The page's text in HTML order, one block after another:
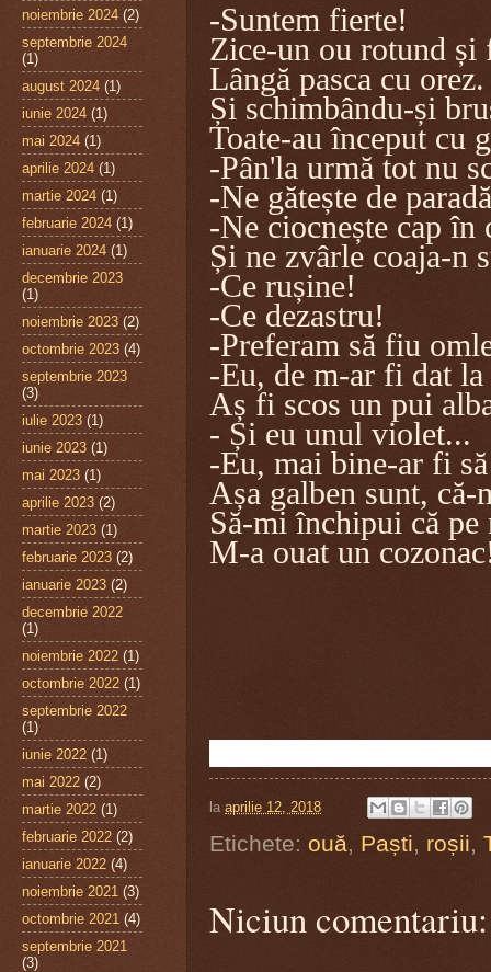
-Suntem fierte!
Zice-un ou rotund și
Lângă pasca cu orez.
Și schimbându-și
Toate-au început cu
-Pân'la urmă tot nu
-Ne gătește de paradă
-Ne ciocnește cap în
Și ne zvârle coaja-n
-Ce rușine!
-Ce dezastru!
-Preferam să fiu
-Eu, de m-ar fi dat la
Aș fi scos un pui
- Și eu unul violet...
-Eu, mai bine-ar fi
Așa galben sunt, că-
Să-mi închipui că pe
M-a ouat un
la aprilie 12, 2018
Etichete: ouă, Paști, roșii,
Niciun comentariu:
noiembrie 2024 (2)
septembrie 2024
(1)
august 2024 (1)
iunie 2024 (1)
mai 2024 (1)
aprilie 2024 (1)
martie 2024 (1)
februarie 2024 (1)
ianuarie 2024 (1)
decembrie 2023
(1)
noiembrie 2023 (2)
octombrie 2023 (4)
septembrie 2023
(3)
iulie 2023 (1)
iunie 2023 (1)
mai 2023 (1)
aprilie 2023 (2)
martie 2023 (1)
februarie 2023 (2)
ianuarie 2023 (2)
decembrie 2022
(1)
noiembrie 2022 (1)
octombrie 2022 (1)
septembrie 2022
(1)
iunie 2022 (1)
mai 2022 (2)
martie 2022 (1)
februarie 2022 (2)
ianuarie 2022 (4)
noiembrie 2021 (3)
octombrie 2021 (4)
septembrie 2021
(3)